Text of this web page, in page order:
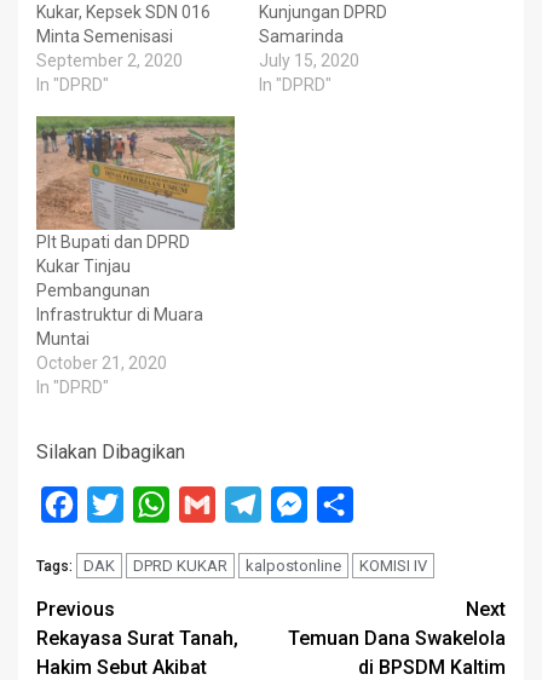
Kukar, Kepsek SDN 016
Minta Semenisasi
September 2, 2020
In "DPRD"
Kunjungan DPRD
Samarinda
July 15, 2020
In "DPRD"
Plt Bupati dan DPRD
Kukar Tinjau
Pembangunan
Infrastruktur di Muara
Muntai
October 21, 2020
In "DPRD"
Silakan Dibagikan
Facebook
Twitter WhatsApp
Gmail TelegramMessenger
Tags: DAK DPRD KUKAR kalpostonline KOMISI IV
Post
navigation
Previous
Rekayasa Surat Tanah,
Hakim Sebut Akibat
Next
Temuan Dana Swakelola
di BPSDM Kaltim